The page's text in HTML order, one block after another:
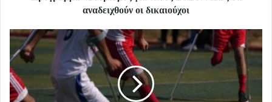
αναδειχθούν οι δικαιούχοι